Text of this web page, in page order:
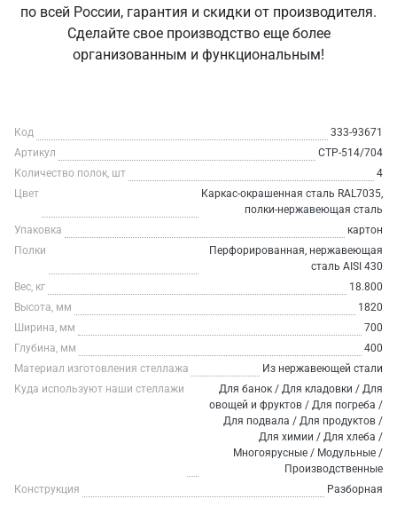
по всей России, гарантия и скидки от производителя.
Сделайте свое производство еще более
организованным и функциональным!
Код
333-93671
Артикул
СТР-514/704
Количество полок, шт
4
Цвет
Каркас-окрашенная сталь RAL7035,
полки-нержавеющая сталь
Упаковка
картон
Полки
Перфорированная, нержавеющая
сталь AISI 430
Вес, кг
18.800
Высота, мм
1820
Ширина, мм
700
Глубина, мм
400
Материал изготовления стеллажа
Из нержавеющей стали
Куда используют наши стеллажи
Для банок / Для кладовки / Для
овощей и фруктов / Для погреба /
Для подвала / Для продуктов /
Для химии / Для хлеба /
Многоярусные / Модульные /
Производственные
Конструкция
Разборная